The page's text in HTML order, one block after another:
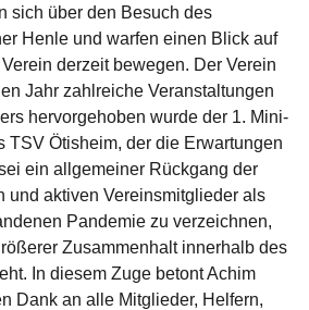
sich über den Besuch des
Henle und warfen einen Blick auf
derzeit bewegen. Der Verein
Jahr zahlreiche Veranstaltungen
hervorgehoben wurde der 1. Mini-
TSV Ötisheim, der die Erwartungen
ein allgemeiner Rückgang der
und aktiven Vereinsmitglieder als
Pandemie zu verzeichnen,
Zusammenhalt innerhalb des
In diesem Zuge betont Achim
Dank an alle Mitglieder, Helfern,